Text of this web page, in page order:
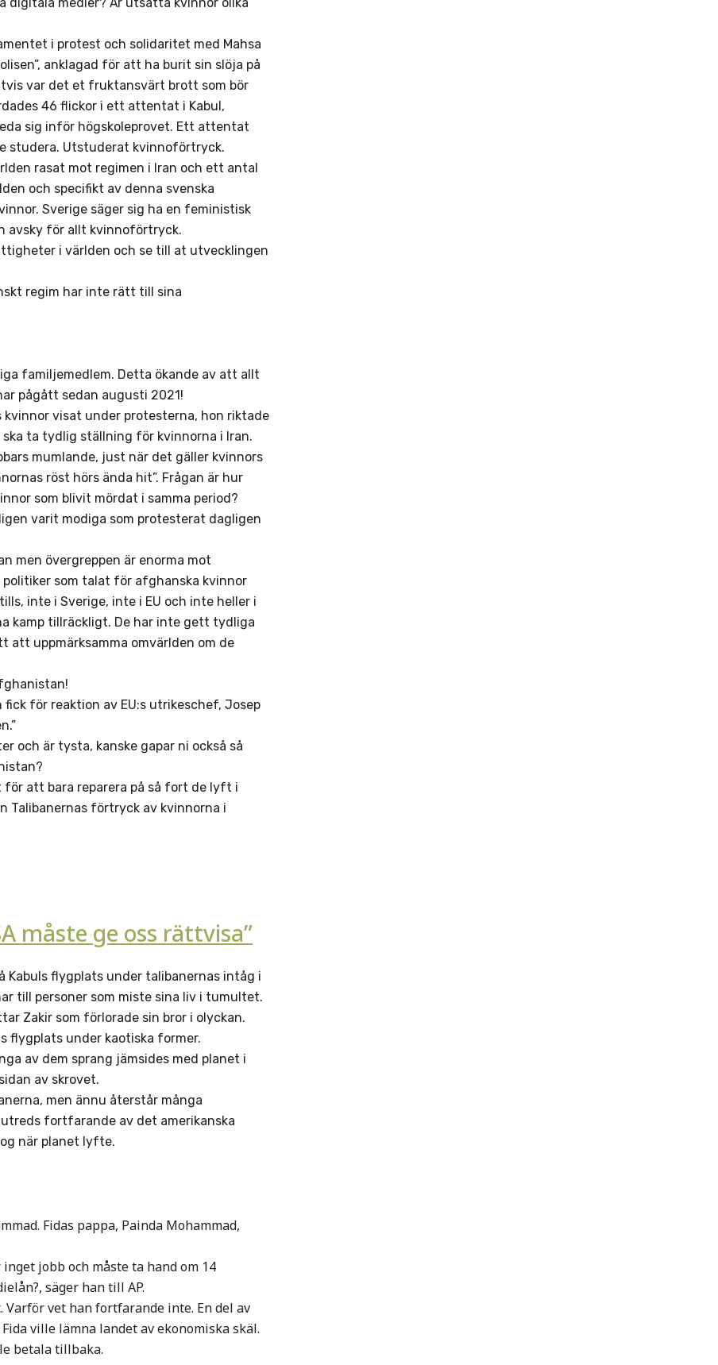
i protest och solidaritet med Mahsa
anklagad för att ha burit sin slöja på
var det et fruktansvärt brott som bör
46 flickor i ett attentat i Kabul,
sig inför högskoleprovet. Ett attentat
studera. Utstuderat kvinnoförtryck.
rasat mot regimen i Iran och ett antal
och specifikt av denna svenska
Sverige säger sig ha en feministisk
avsky för allt kvinnoförtryck.
i världen och se till at utvecklingen
regim har inte rätt till sina
familjemedlem. Detta ökande av att allt
pågått sedan augusti 2021!
kvinnor visat under protesterna, hon riktade
ta tydlig ställning för kvinnorna i Iran.
mumlande, just när det gäller kvinnors
röst hörs ända hit”. Frågan är hur
som blivit mördat i samma period?
varit modiga som protesterat dagligen
men övergreppen är enorma mot
politiker som talat för afghanska kvinnor
inte i Sverige, inte i EU och inte heller i
kamp tillräckligt. De har inte gett tydliga
att uppmärksamma omvärlden om de
för reaktion av EU:s utrikeschef, Josep
och är tysta, kanske gapar ni också så
att bara reparera på så fort de lyft i
Talibanernas förtryck av kvinnorna i
måste ge oss rättvisa”
Kabuls flygplats under talibanernas intåg i
till personer som miste sina liv i tumultet.
Zakir som förlorade sin bror i olyckan.
flygplats under kaotiska former.
av dem sprang jämsides med planet i
av skrovet.
men ännu återstår många
fortfarande av det amerikanska
när planet lyfte.
Fidas pappa, Painda Mohammad,
jobb och måste ta hand om 14
säger han till AP.
vet han fortfarande inte. En del av
ville lämna landet av ekonomiska skäl.
betala tillbaka.